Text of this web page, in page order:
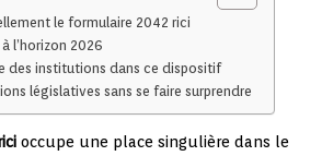
le formulaire 2042 rici
l’horizon 2026
des institutions dans ce dispositif
législatives sans se faire surprendre
occupe une place singulière dans le